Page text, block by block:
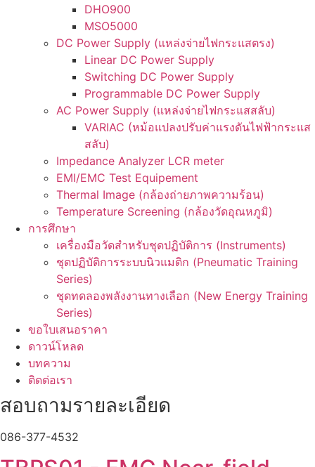
DHO900
MSO5000
DC Power Supply (แหล่งจ่ายไฟกระแสตรง)
Linear DC Power Supply
Switching DC Power Supply
Programmable DC Power Supply
AC Power Supply (แหล่งจ่ายไฟกระแสสลับ)
VARIAC (หม้อแปลงปรับค่าแรงดันไฟฟ้ากระแส
สลับ)
Impedance Analyzer LCR meter
EMI/EMC Test Equipement
Thermal Image (กล้องถ่ายภาพความร้อน)
Temperature Screening (กล้องวัดอุณหภูมิ)
การศึกษา
เครื่องมือวัดสำหรับชุดปฏิบัติการ (Instruments)
ชุดปฏิบัติการระบบนิวแมติก (Pneumatic Training
Series)
ชุดทดลองพลังงานทางเลือก (New Energy Training
Series)
ขอใบเสนอราคา
ดาวน์โหลด
บทความ
ติดต่อเรา
สอบถามรายละเอียด
086-377-4532